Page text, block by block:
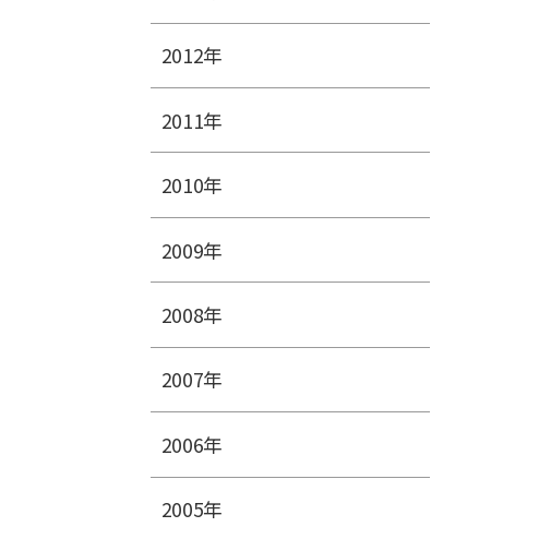
2012年
2011年
2010年
2009年
2008年
2007年
2006年
2005年